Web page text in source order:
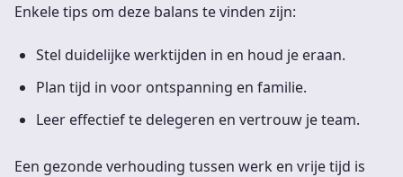
Enkele tips om deze balans te vinden zijn:
Stel duidelijke werktijden in en houd je eraan.
Plan tijd in voor ontspanning en familie.
Leer effectief te delegeren en vertrouw je team.
Een gezonde verhouding tussen werk en vrije tijd is